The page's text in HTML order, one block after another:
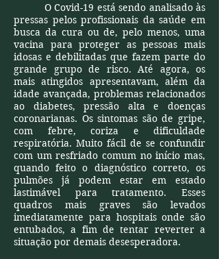
O Covid-19 está sendo analisado às
pressas pelos profissionais da saúde em
busca da cura ou de, pelo menos, uma
vacina para proteger as pessoas mais
idosas e debilitadas que fazem parte do
grande grupo de risco. Até agora, os
mais atingidos apresentavam, além da
idade avançada, problemas relacionados
ao diabetes, pressão alta e doenças
coronarianas. Os sintomas são de gripe,
com febre, coriza e dificuldade
respiratória. Muito fácil de se confundir
com um resfriado comum no início mas,
quando feito o diagnóstico correto, os
pulmões já podem estar em estado
lastimável para tratamento. Esses
quadros mais graves são levados
imediatamente para hospitais onde são
entubados, a fim de tentar reverter a
situação por demais desesperadora.